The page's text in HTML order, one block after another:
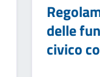
delle
civico